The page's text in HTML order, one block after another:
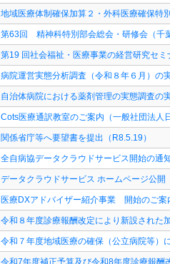
地域医療体制確保加算２・外科医療確保
第63回 精神科特別部会総会・研修会（千
第19 回社会福祉・医療事業の経営研究セ
病院運営実態分析調査（令和８年６月）の
自治体病院における薬剤管理の実態調査の
Cots医療通訳教室のご案内（一般社団法人
関係省庁等へ要望書を提出（R8.5.19）
全自病協データクラウドサービス開始の通
データクラウドサービス ホームページ公開
医療DXアドバイザー紹介事業 開始のご案
令和８年度診療報酬改定により新設された
令和７年度地域医療の確保（公立病院等）
令和7年度補正予算及び令和8年度診療報